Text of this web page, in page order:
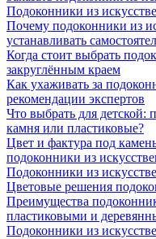
Подоконники из
Почему подоконники из
устанавливать
Когда стоит выбрать
закруглённым краем
Как ухаживать за
рекомендации экспертов
Что выбрать для детской:
камня или пластиковые?
Цвет и фактура под
подоконники из
Подоконники из
Цветовые решения
Преимущества
пластиковыми и
Подоконники из